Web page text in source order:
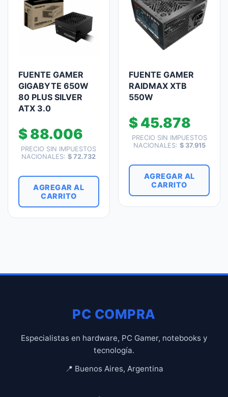
FUENTE GAMER
GIGABYTE 650W
80 PLUS SILVER
ATX 3.0
$88.006
PRECIO SIN IMPUESTOS
NACIONALES:$ 72.732
AGREGAR AL
CARRITO
FUENTE GAMER
RAIDMAX XTB
550W
$45.878
PRECIO SIN IMPUESTOS
NACIONALES: $37.915
AGREGAR AL
CARRITO
PC COMPRA
Especialistas en hardware, PC Gamer, notebooks y
tecnología.
📍 Buenos Aires, Argentina